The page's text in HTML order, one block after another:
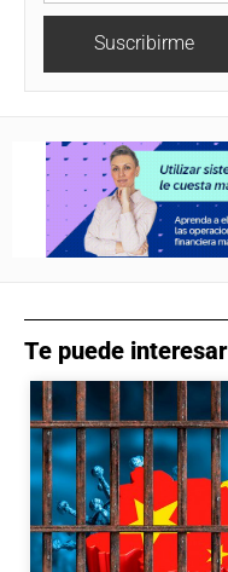
Suscribirme
Te puede interesar